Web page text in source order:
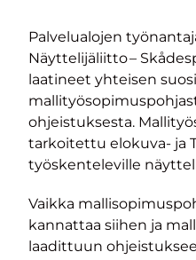
Palvelualojen
Näyttelijäliitto –
laatineet yhteisen
ohjeistuksesta.
tarkoitettu elokuva- ja
työskenteleville
Vaikka
kannattaa siihen ja
laadittuun